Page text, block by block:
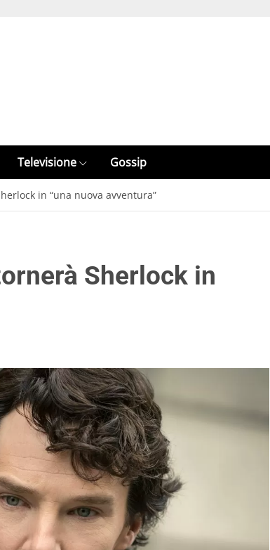
Televisione Gossip
in “una nuova avventura”
Sherlock in